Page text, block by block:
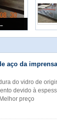
à-medidaúnicas multi luz do dia/imprensa contínua
placa de imprensa
multi luz do diadas luz do dia dos painéis da multi
aço da
do vidro de
devido à
Melhor preço